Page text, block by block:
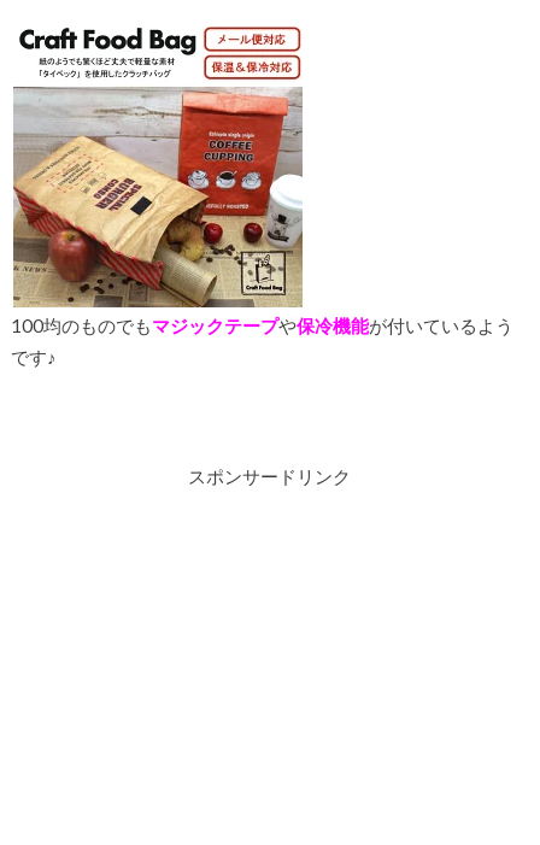
100均のものでもマジックテープや保冷機能が付いているよう
です♪
スポンサードリンク